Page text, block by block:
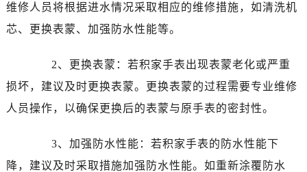
维修人员将根据进水情况采取相应的维修措施，如清洗机
芯、更换表蒙、加强防水性能等。
2、更换表蒙：若积家手表出现表蒙老化或严重
损坏，建议及时更换表蒙。更换表蒙的过程需要专业维修
人员操作，以确保更换后的表蒙与原手表的密封性。
3、加强防水性能：若积家手表的防水性能下
降，建议及时采取措施加强防水性能。如重新涂覆防水